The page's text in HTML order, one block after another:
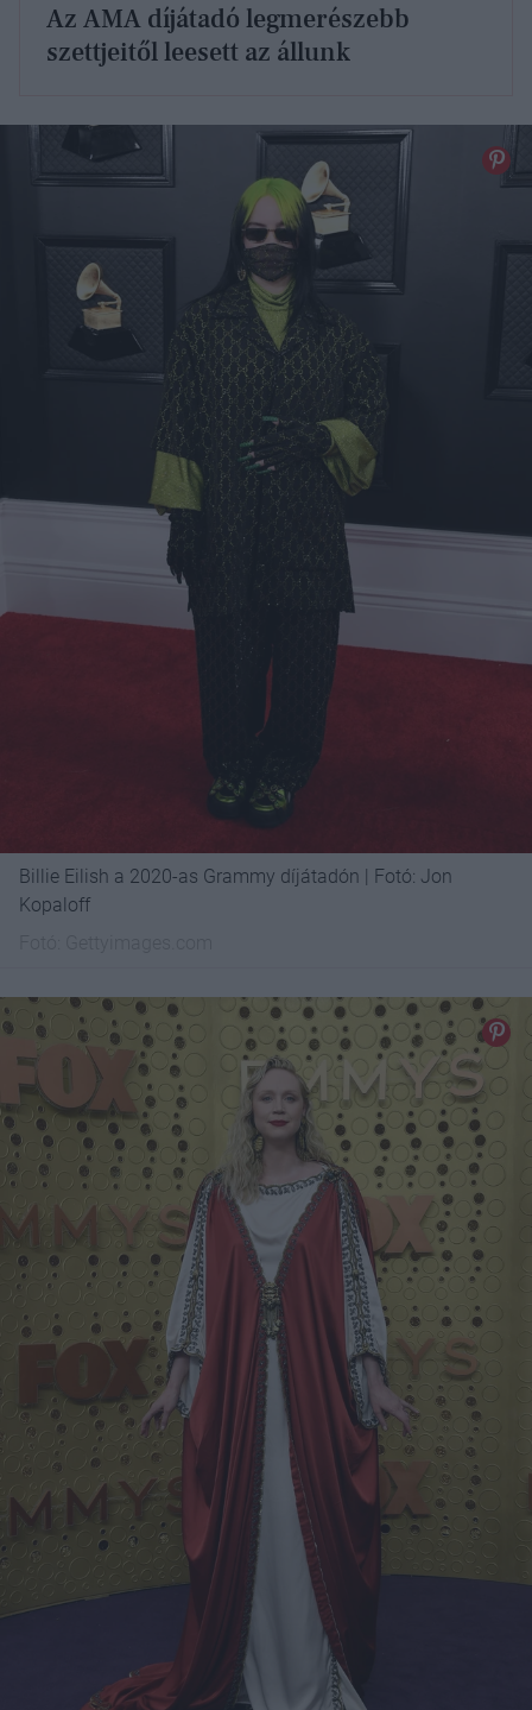
Az AMA díjátadó legmerészebb
szettjeitől leesett az állunk
Billie Eilish a 2020-as Grammy díjátadón | Fotó: Jon
Kopaloff